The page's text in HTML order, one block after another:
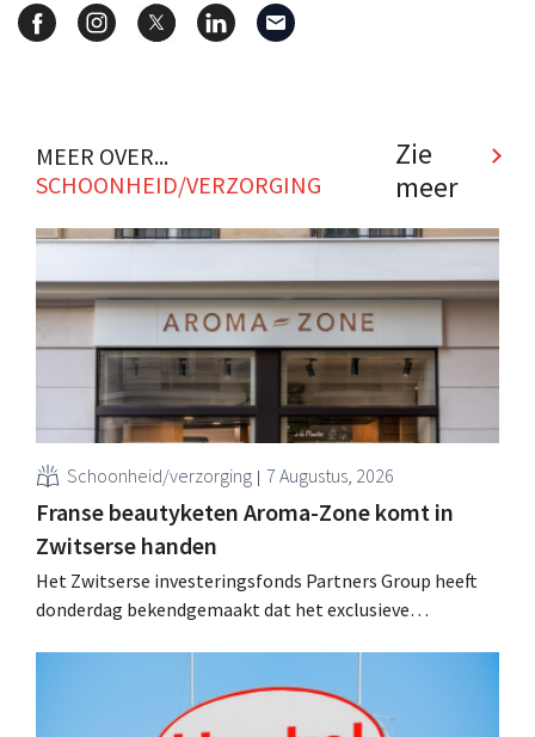
MEER OVER...
SCHOONHEID/VERZORGING
Zie
meer
Schoonheid/verzorging 7 Augustus, 2026
Franse beautyketen Aroma-Zone komt in
Zwitserse handen
Het Zwitserse investeringsfonds Partners Group heeft
donderdag bekendgemaakt dat het exclusieve
over te nemen van de holding Eurazeo.